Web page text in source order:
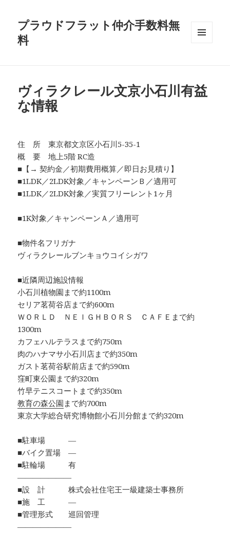
プラウドフラット仲介手数料無
料
ヴィラクレール文京小石川有益
な情報
住 所 東京都文京区小石川5-35-1
概 要 地上5階 RC造
■【→ 契約金／初期費用概算／即日お見積り】
■1LDK／2LDK対象／キャンペーンＢ／適用可
■1LDK／2LDK対象／実質フリーレント1ヶ月
■1K対象／キャンペーンＡ／適用可
■物件名フリガナ
ヴィラクレールブンキョウコイシガワ
■近隣周辺施設情報
小石川植物園まで約1100m
セリア茗荷谷店まで約600m
ＷＯＲＬＤ ＮＥＩＧＨＢＯＲＳ ＣＡＦＥまで約
1300m
カフェハルテラスまで約750m
肉のハナマサ小石川店まで約350m
ガスト茗荷谷駅前店まで約590m
窪町東公園まで約320m
竹早テニスコートまで約350m
教育の森公園 まで約700m
東京大学総合研究博物館小石川分館まで約320m
■駐車場 ―
■バイク置場 ―
■駐輪場 有
―――――――
■設 計 株式会社住宅王一級建築士事務所
■施 工 ―
■管理形式 巡回管理
―――――――